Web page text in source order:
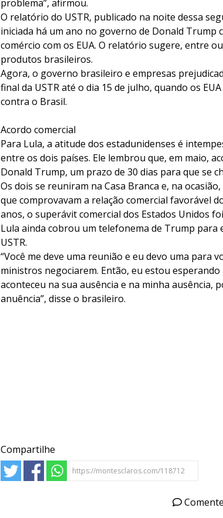
problema”, afirmou.
O relatório do USTR, publicado na noite dessa
iniciada há um ano no governo de Donald Trump
comércio com os EUA. O relatório sugere, entre
produtos brasileiros.
Agora, o governo brasileiro e empresas
final da USTR até o dia 15 de julho, quando os
contra o Brasil.
Acordo comercial
Para Lula, a atitude dos estadunidenses é
entre os dois países. Ele lembrou que, em maio,
Donald Trump, um prazo de 30 dias para que se
Os dois se reuniram na Casa Branca e, na
que comprovavam a relação comercial favorável
anos, o superávit comercial dos Estados Unidos
Lula ainda cobrou um telefonema de Trump para
USTR.
“Você me deve uma reunião e eu devo uma para
ministros negociarem. Então, eu estou
aconteceu na sua ausência e na minha ausência,
anuência”, disse o brasileiro.
Compartilhe